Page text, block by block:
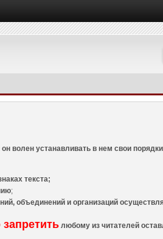
он волен устанавливать в нем свои
текста;
;
объединений и организаций
любому из читателей